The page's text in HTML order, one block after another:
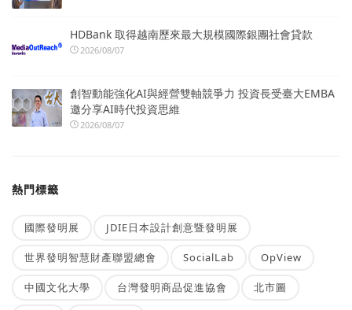
HDBank 取得越南歷來最大規模國際銀團社會貸款
2026/08/07
創智動能強化AI與經營雙軸競爭力 投資長受臺大EMBA
邀分享AI時代投資思維
2026/08/07
熱門標籤
國際發明展 JDIE日本設計創意暨發明展
世界發明智慧財產聯盟總會 SocialLab OpView
中國文化大學 台灣發明商品促進協會 北市圖